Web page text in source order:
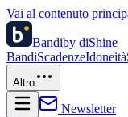
Vai al contenuto
Bandiby diShine
BandiScadenzeIdoneità
Altro
Newsletter